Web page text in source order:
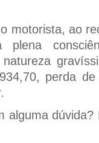
motorista, ao
plena
perda
alguma dúvida?